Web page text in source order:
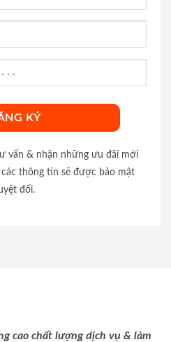
vấn & nhận những ưu đãi mới
thông tin sẽ được bảo mật
đối.
cao chất lượng dịch vụ & làm